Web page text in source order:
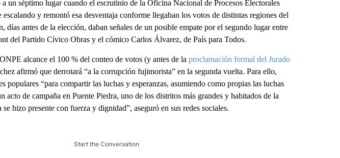
un séptimo lugar cuando el escrutinio de la Oficina Nacional de Procesos Electorales
y remontó esa desventaja conforme llegaban los votos de distintas regiones del
días antes de la elección, daban señales de un posible empate por el segundo lugar entre
del Partido Cívico Obras y el cómico Carlos Álvarez, de País para Todos.
alcance el 100 % del conteo de votos (y antes de la proclamación formal del Jurado
afirmó que derrotará “a la corrupción fujimorista” en la segunda vuelta. Para ello,
populares “para compartir las luchas y esperanzas, asumiendo como propias las luchas
acto de campaña en Puente Piedra, uno de los distritos más grandes y habitados de la
hizo presente con fuerza y dignidad”, aseguró en sus redes sociales.
Start the Conversation